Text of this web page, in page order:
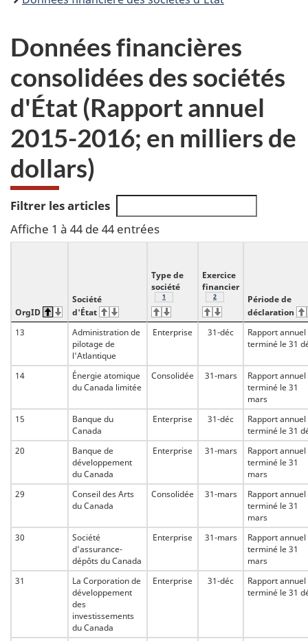
Données financières
consolidées des sociétés
d'État (Rapport annuel
2015-2016; en milliers de
dollars)
Filtrer les articles
Affiche 1 à 44 de 44 entrées
OrgID
Société
d'État
Type de
société
Note
1
Exercice
financier
Note
2 du tableau 1Période de
déclaration
13
Administration de
pilotage de
l'Atlantique
Enterprise 31-déc
Rapport annuel
terminé le 31
14
Énergie atomique
du Canada limitée
Consolidée 31-mars
Rapport annuel
terminé le 31
mars
15
Banque du
Canada
Enterprise 31-déc
Rapport annuel
terminé le 31
20
Banque de
développement
du Canada
Enterprise 31-mars
Rapport annuel
terminé le 31
mars
29
Conseil des Arts
du Canada
Consolidée 31-mars
Rapport annuel
terminé le 31
mars
30
Société
d'assurance-
dépôts du Canada
Enterprise 31-mars
Rapport annuel
terminé le 31
mars
31
La Corporation de
développement
des
investissements
du Canada
Enterprise 31-déc
Rapport annuel
terminé le 31